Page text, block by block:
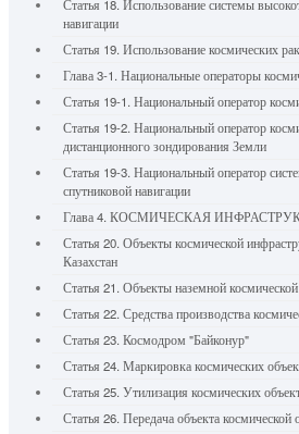
Статья 18. Использование системы
навигации
Статья 19. Использование космических
Глава 3-1. Национальные операторы
Статья 19-1. Национальный оператор
Статья 19-2. Национальный оператор
дистанционного зондирования Земли
Статья 19-3. Национальный оператор
спутниковой навигации
Глава 4. КОСМИЧЕСКАЯ
Статья 20. Объекты космической
Казахстан
Статья 21. Объекты наземной
Статья 22. Средства производства
Статья 23. Космодром "Байконур"
Статья 24. Маркировка космических
Статья 25. Утилизация космических
Статья 26. Передача объекта космической